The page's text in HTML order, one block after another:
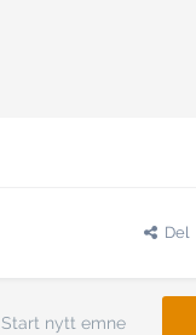
Del
Start nytt emne